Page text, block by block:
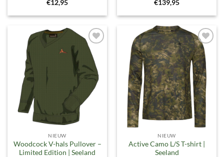
€12,95
€139,95
Toevoegen
aan
verlanglijst
NIEUW
Woodcock V-hals Pullover –
Limited Edition | Seeland
Toevoegen
aan
verlanglijst
NIEUW
Active Camo L/S T-shirt |
Seeland